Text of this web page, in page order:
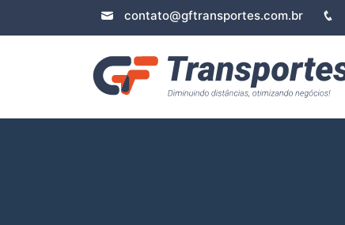
contato@gftransportes.com.br